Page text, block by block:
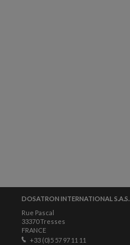
DOSATRON INTERNATIONAL S.A.S.
Rue Pascal
33370 Tresses
FRANCE
+33 (0)5 57 97 11 11